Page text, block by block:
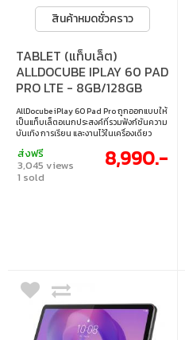
สินค้าหมดชั่วคราว
TABLET (แท็บเล็ต)
ALLDOCUBE IPLAY 60 PAD
PRO LTE - 8GB/128GB
AllDocube iPlay 60 Pad Pro ถูกออกแบบให้
เป็นแท็บเล็ตอเนกประสงค์ที่รวมฟังก์ชันความ
บันเทิง การเรียน และงานไว้ในเครื่องเดียว
ประสบการณ์ภาพคมชัดและเสียงสเตอริโอ
เสมือนโรงภาพยนตร์ ช่วยให้ผู้ใช้สามารถ
สลับการใช้งานระหว่างความบันเทิงและงานได้
ส่งฟรี
3,045 views
1 sold
8,990.-